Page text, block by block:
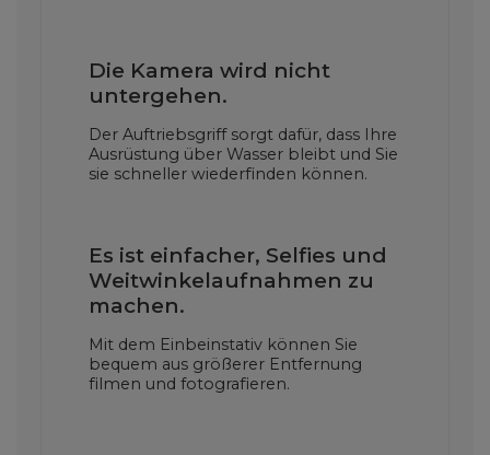
Die Kamera wird nicht
untergehen.
Der Auftriebsgriff sorgt dafür, dass Ihre
Ausrüstung über Wasser bleibt und Sie
sie schneller wiederfinden können.
Es ist einfacher, Selfies und
Weitwinkelaufnahmen zu
machen.
Mit dem Einbeinstativ können Sie
bequem aus größerer Entfernung
filmen und fotografieren.